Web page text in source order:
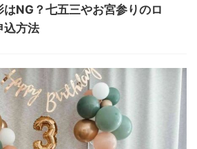
NG？七五三やお宮参りのロ
込方法